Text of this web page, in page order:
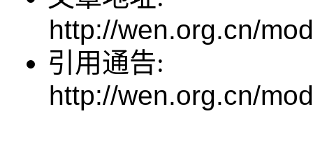
http://wen.org.cn/
引用通告:
http://wen.org.cn/